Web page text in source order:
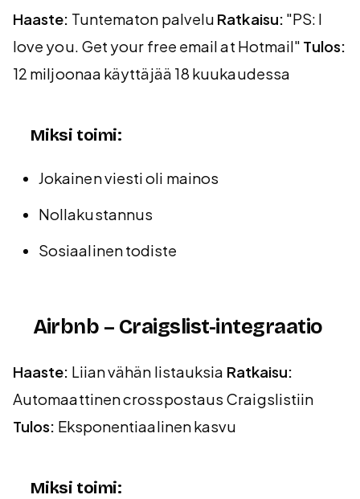
Haaste: Tuntematon palvelu Ratkaisu: "PS: I
love you. Get your free email at Hotmail" Tulos:
12 miljoonaa käyttäjää 18 kuukaudessa
Miksi toimi:
Jokainen viesti oli mainos
Nollakustannus
Sosiaalinen todiste
Airbnb – Craigslist-integraatio
Haaste: Liian vähän listauksia Ratkaisu:
Automaattinen crosspostaus Craigslistiin
Tulos: Eksponentiaalinen kasvu
Miksi toimi: